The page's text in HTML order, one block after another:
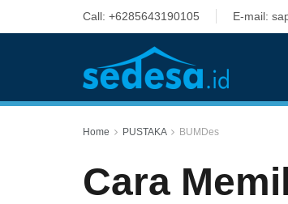
Call: +6285643190105 E-mail:
Home PUSTAKA BUMDes
Cara